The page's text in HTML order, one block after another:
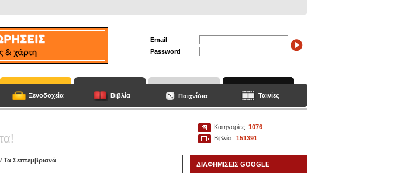
Email
Password
Ξενοδοχεία Βιβλία Παιχνίδια Ταινίες
Κατηγορίες: 1076
Βιβλία : 151391
/ Τα Σεπτεμβριανά
ΔΙΑΦΗΜΙΣΕΙΣ GOOGLE